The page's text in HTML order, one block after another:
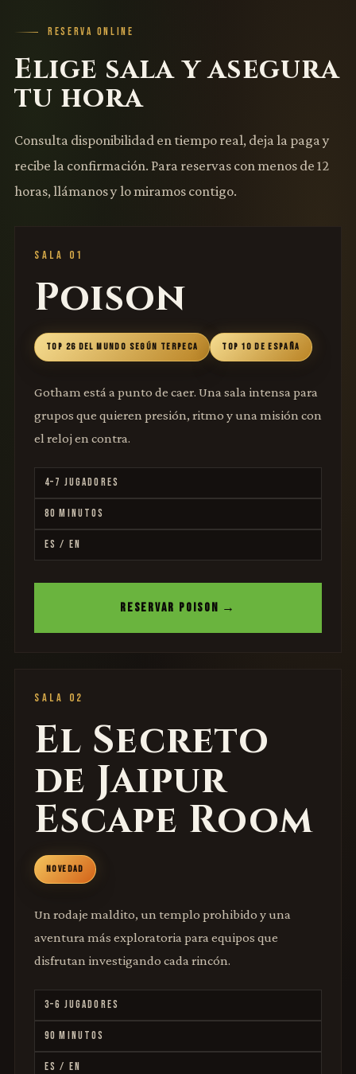
RESERVA ONLINE
Elige sala y asegura
tu hora
Consulta disponibilidad en tiempo real, deja la paga y
recibe la confirmación. Para reservas con menos de 12
horas, llámanos y lo miramos contigo.
SALA 01
Poison
TOP 26 DEL MUNDO SEGÚN TERPECA TOP 10 DE ESPAÑA
Gotham está a punto de caer. Una sala intensa para
grupos que quieren presión, ritmo y una misión con
el reloj en contra.
4–7 JUGADORES
80 MINUTOS
ES / EN
RESERVAR POISON →
SALA 02
El Secreto
de Jaipur
Escape Room
NOVEDAD
Un rodaje maldito, un templo prohibido y una
aventura más exploratoria para equipos que
disfrutan investigando cada rincón.
3–6 JUGADORES
90 MINUTOS
ES / EN